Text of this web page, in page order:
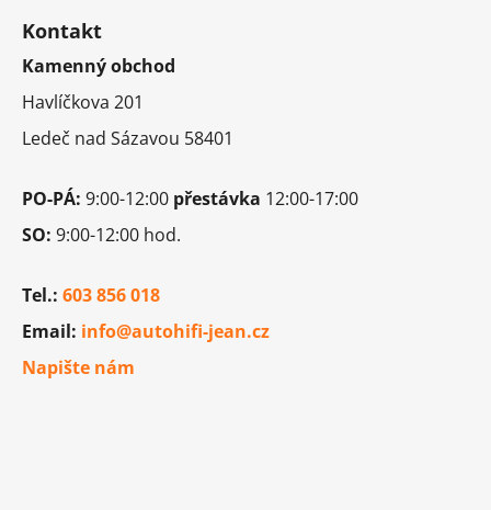
Kontakt
Kamenný obchod
Havlíčkova 201
Ledeč nad Sázavou 58401
PO-PÁ: 9:00-12:00 přestávka 12:00-17:00
SO: 9:00-12:00 hod.
Tel.: 603 856 018
Email: info@autohifi-jean.cz
Napište nám